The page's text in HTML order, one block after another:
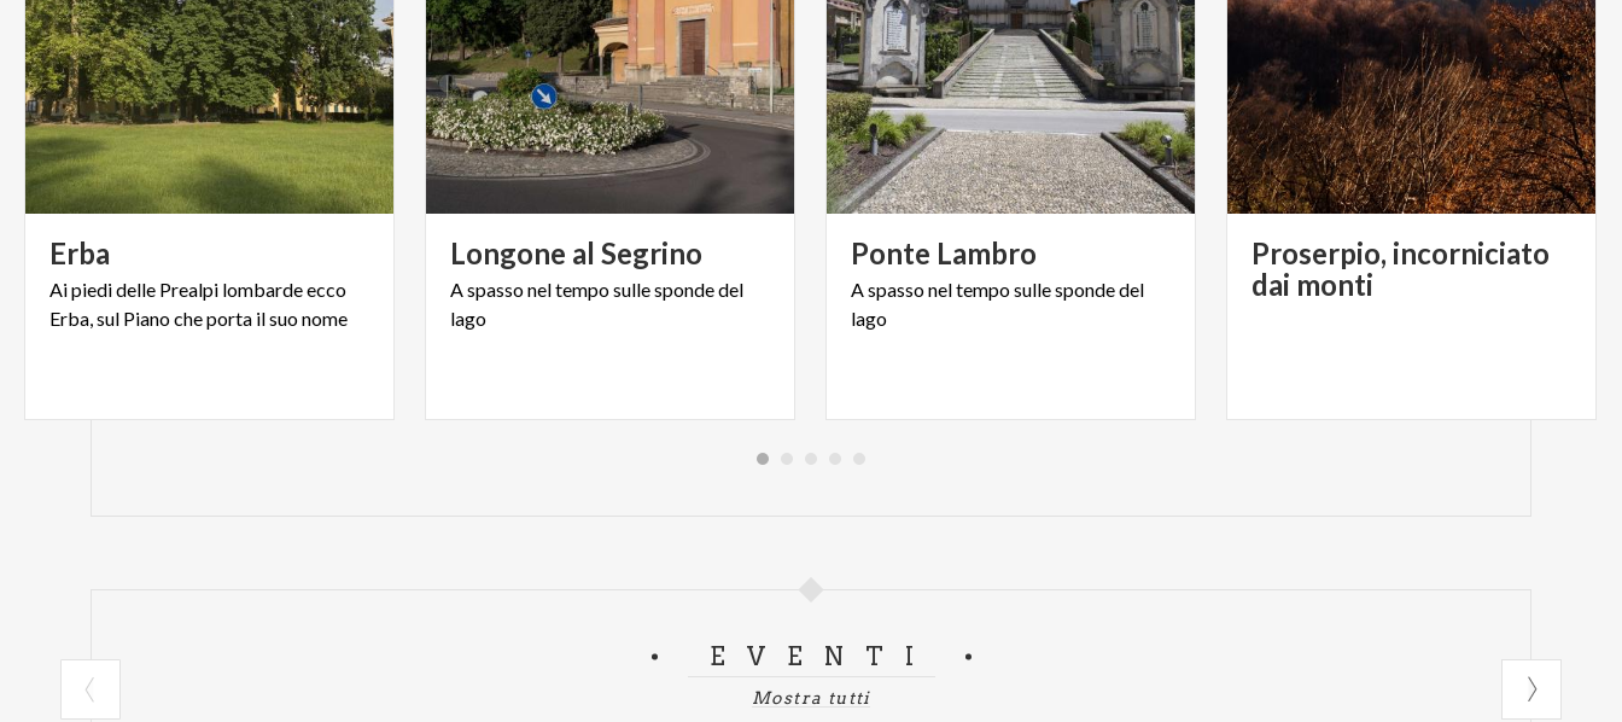
Erba
Aipiedidelle Prealpi lombardeecco
Erba,sul Pianocheporta ilsuonome
Longone al Segrino
Aspassoneltemposullespondedel
lago
Ponte Lambro
Aspassoneltemposullespondedel
lago
Proserpio, incorniciato
dai monti
EVENTI
Mostra tutti